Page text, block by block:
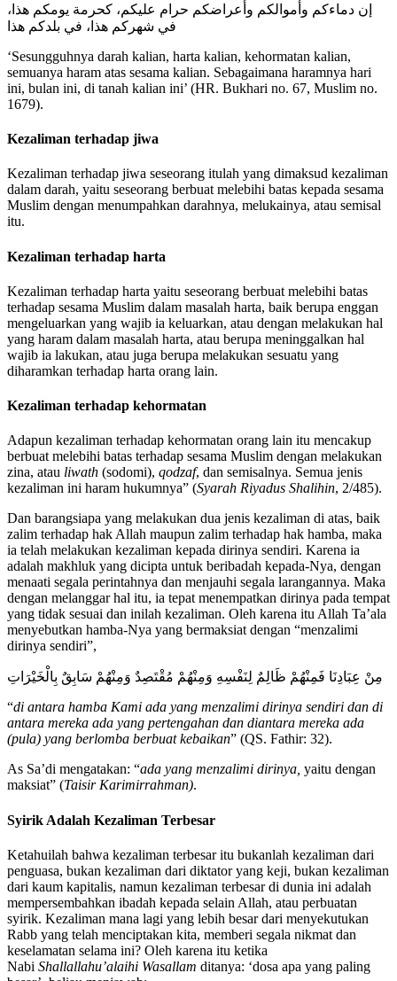
إن دماءكم وأموالكم وأعراضكم حرام عليكم، كحرمة يومكم هذا،
في شهركم هذا، في بلدكم هذا
‘Sesungguhnya darah kalian, harta kalian, kehormatan kalian,
semuanya haram atas sesama kalian. Sebagaimana haramnya hari
ini, bulan ini, di tanah kalian ini’ (HR. Bukhari no. 67, Muslim no.
1679).
Kezaliman terhadap jiwa
Kezaliman terhadap jiwa seseorang itulah yang dimaksud kezaliman
dalam darah, yaitu seseorang berbuat melebihi batas kepada sesama
Muslim dengan menumpahkan darahnya, melukainya, atau semisal
itu.
Kezaliman terhadap harta
Kezaliman terhadap harta yaitu seseorang berbuat melebihi batas
terhadap sesama Muslim dalam masalah harta, baik berupa enggan
mengeluarkan yang wajib ia keluarkan, atau dengan melakukan hal
yang haram dalam masalah harta, atau berupa meninggalkan hal
wajib ia lakukan, atau juga berupa melakukan sesuatu yang
diharamkan terhadap harta orang lain.
Kezaliman terhadap kehormatan
Adapun kezaliman terhadap kehormatan orang lain itu mencakup
berbuat melebihi batas terhadap sesama Muslim dengan melakukan
zina, atau liwath (sodomi), qodzaf, dan semisalnya. Semua jenis
kezaliman ini haram hukumnya” (Syarah Riyadus Shalihin, 2/485).
Dan barangsiapa yang melakukan dua jenis kezaliman di atas, baik
zalim terhadap hak Allah maupun zalim terhadap hak hamba, maka
ia telah melakukan kezaliman kepada dirinya sendiri. Karena ia
adalah makhluk yang dicipta untuk beribadah kepada-Nya, dengan
menaati segala perintahnya dan menjauhi segala larangannya. Maka
dengan melanggar hal itu, ia tepat menempatkan dirinya pada tempat
yang tidak sesuai dan inilah kezaliman. Oleh karena itu Allah Ta’ala
menyebutkan hamba-Nya yang bermaksiat dengan “menzalimi
dirinya sendiri”,
مِنْ عِبَادِنَا فَمِنْهُمْ ظَالِمٌ لِنَفْسِهِ وَمِنْهُمْ مُقْتَصِدٌ وَمِنْهُمْ سَابِقٌ بِالْخَيْرَاتِ
“di antara hamba Kami ada yang menzalimi dirinya sendiri dan di
antara mereka ada yang pertengahan dan diantara mereka ada
(pula) yang berlomba berbuat kebaikan” (QS. Fathir: 32).
As Sa’di mengatakan: “ada yang menzalimi dirinya, yaitu dengan
maksiat” (Taisir Karimirrahman).
Syirik Adalah Kezaliman Terbesar
Ketahuilah bahwa kezaliman terbesar itu bukanlah kezaliman dari
penguasa, bukan kezaliman dari diktator yang keji, bukan kezaliman
dari kaum kapitalis, namun kezaliman terbesar di dunia ini adalah
mempersembahkan ibadah kepada selain Allah, atau perbuatan
syirik. Kezaliman mana lagi yang lebih besar dari menyekutukan
Rabb yang telah menciptakan kita, memberi segala nikmat dan
keselamatan selama ini? Oleh karena itu ketika
Nabi Shallallahu’alaihi Wasallam ditanya: ‘dosa apa yang paling